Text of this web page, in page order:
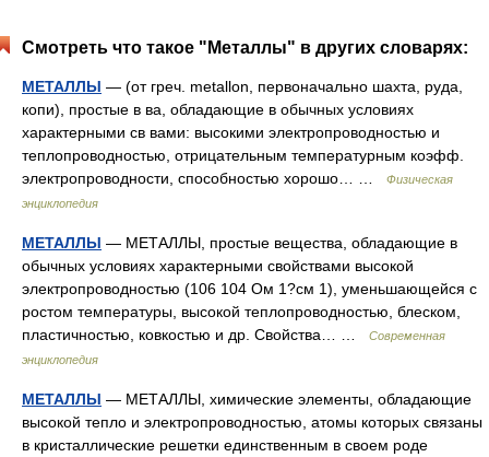
Смотреть что такое "Металлы" в других словарях:
МЕТАЛЛЫ — (от греч. metallon, первоначально шахта, руда,
копи), простые в ва, обладающие в обычных условиях
характерными св вами: высокими электропроводностью и
теплопроводностью, отрицательным температурным коэфф.
электропроводности, способностью хорошо… …
Физическая
энциклопедия
МЕТАЛЛЫ — МЕТАЛЛЫ, простые вещества, обладающие в
обычных условиях характерными свойствами высокой
электропроводностью (106 104 Ом 1?см 1), уменьшающейся с
ростом температуры, высокой теплопроводностью, блеском,
пластичностью, ковкостью и др. Свойства… …
Современная
энциклопедия
МЕТАЛЛЫ — МЕТАЛЛЫ, химические элементы, обладающие
высокой тепло и электропроводностью, атомы которых связаны
в кристаллические решетки единственным в своем роде